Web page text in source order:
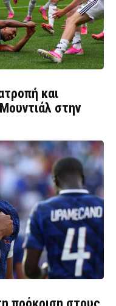
και
στην